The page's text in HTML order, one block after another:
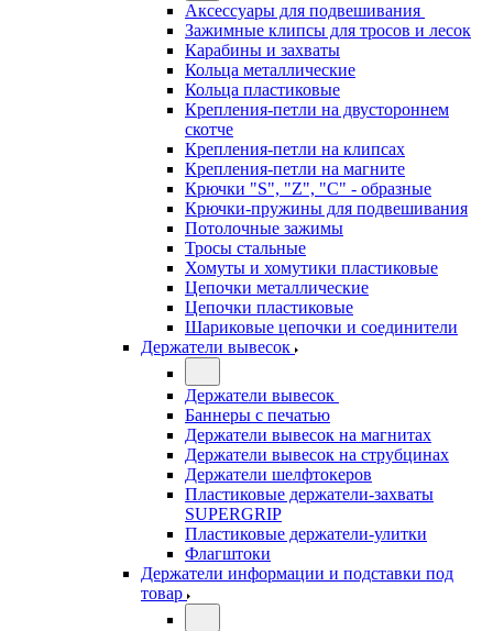
Аксессуары для подвешивания
Зажимные клипсы для тросов и лесок
Карабины и захваты
Кольца металлические
Кольца пластиковые
Крепления-петли на двустороннем
скотче
Крепления-петли на клипсах
Крепления-петли на магните
Крючки "S", "Z", "C" - образные
Крючки-пружины для подвешивания
Потолочные зажимы
Тросы стальные
Хомуты и хомутики пластиковые
Цепочки металлические
Цепочки пластиковые
Шариковые цепочки и соединители
Держатели вывесок
Держатели вывесок
Баннеры с печатью
Держатели вывесок на магнитах
Держатели вывесок на струбцинах
Держатели шелфтокеров
Пластиковые держатели-захваты
SUPERGRIP
Пластиковые держатели-улитки
Флагштоки
Держатели информации и подставки под
товар